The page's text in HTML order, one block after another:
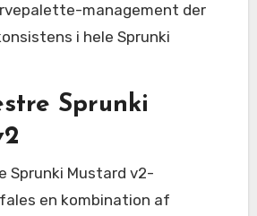
management der
i hele Sprunki
Sprunki
Sprunki Mustard v2-
en kombination af